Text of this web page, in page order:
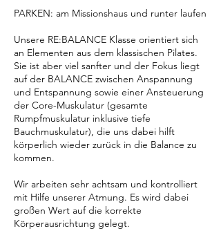
PARKEN: am Missionshaus und runter laufen
Unsere RE:BALANCE Klasse orientiert sich
an Elementen aus dem klassischen Pilates.
Sie ist aber viel sanfter und der Fokus liegt
auf der BALANCE zwischen Anspannung
und Entspannung sowie einer Ansteuerung
der Core-Muskulatur (gesamte
Rumpfmuskulatur inklusive tiefe
Bauchmuskulatur), die uns dabei hilft
körperlich wieder zurück in die Balance zu
kommen.
Wir arbeiten sehr achtsam und kontrolliert
mit Hilfe unserer Atmung. Es wird dabei
großen Wert auf die korrekte
Körperausrichtung gelegt.